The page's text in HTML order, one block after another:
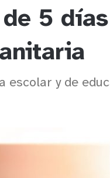
5
escolar y de